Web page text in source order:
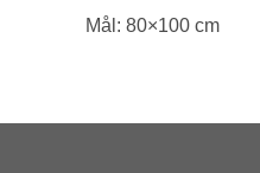
Mål: 80×100 cm